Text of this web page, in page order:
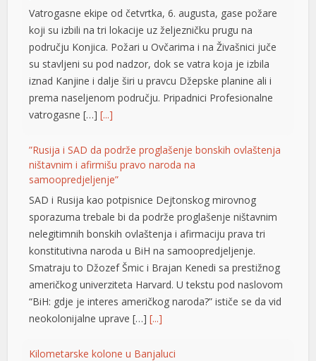
Vatrogasne ekipe od četvrtka, 6. augusta, gase požare
koji su izbili na tri lokacije uz željezničku prugu na
području Konjica. Požari u Ovčarima i na Živašnici juče
su stavljeni su pod nadzor, dok se vatra koja je izbila
iznad Kanjine i dalje širi u pravcu Džepske planine ali i
prema naseljenom području. Pripadnici Profesionalne
vatrogasne […][...]
”Rusija i SAD da podrže proglašenje bonskih ovlaštenja
ništavnim i afirmišu pravo naroda na
samoopredjeljenje”
SAD i Rusija kao potpisnice Dejtonskog mirovnog
sporazuma trebale bi da podrže proglašenje ništavnim
nelegitimnih bonskih ovlaštenja i afirmaciju prava tri
konstitutivna naroda u BiH na samoopredjeljenje.
Smatraju to Džozef Šmic i Brajan Kenedi sa prestižnog
američkog univerziteta Harvard. U tekstu pod naslovom
“BiH: gdje je interes američkog naroda?” ističe se da vid
neokolonijalne uprave […][...]
Kilometarske kolone u Banjaluci